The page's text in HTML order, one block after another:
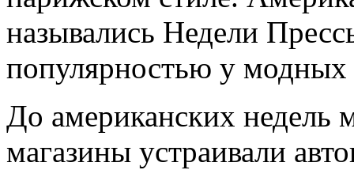
назывались Недели
популярностью у
До американских недель
магазины устраивали